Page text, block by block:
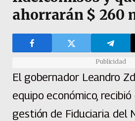
ahorrarán $ 260
Publicidad
El gobernador Leandro
equipo económico,
gestión de Fiduciaria del